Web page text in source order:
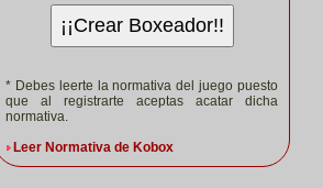
¡¡Crear Boxeador!!
* Debes leerte la normativa del juego puesto
que al registrarte aceptas acatar dicha
normativa.
Leer Normativa de Kobox